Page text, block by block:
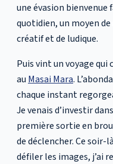
une évasion bienvenue
quotidien, un moyen de
créatif et de ludique.
Puis vint un voyage
au Masai Mara.
chaque instant
Je venais d’investir
première sortie en
de déclencher. Ce
défiler les images, j’ai